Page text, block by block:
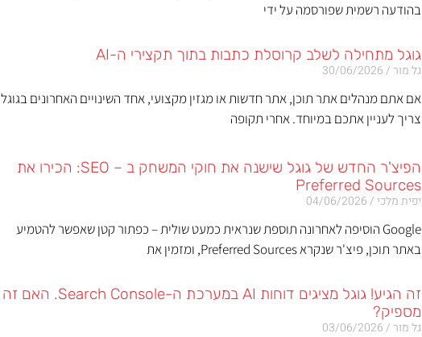
בהודעה רשמית שפורסמה על ידי
גוגל מתחילה לשלב קרוסלת כתבות בתוך תקצירי ה-AI
גל מור
אם אתם מנהלים אתר תוכן, אתר חדשות או מגזין מקצועי, אחד השינויים האחרונים בגוגל
צריך לעניין אתכם במיוחד. אחרי תקופה
הפיצ'ר החדש של גוגל שישנה את חוקי המשחק ב – SEO: הכירו את
Preferred Sources
יפית מלכי
Google הוסיפה לאחרונה תוספת שנראית כמעט שולית – כפתור קטן שאפשר להטמיע
באתר תוכן, פיצ'ר שנקרא Preferred Sources, ומזמין את
זה הגיע! גוגל מציגים דוחות AI במערכת ה-Search Console. האם זה
מספיק?
גל מור